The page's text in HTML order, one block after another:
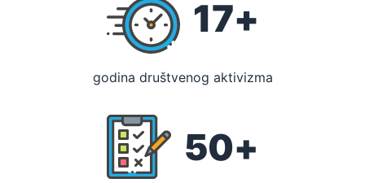
17+
godina društvenog aktivizma
50+